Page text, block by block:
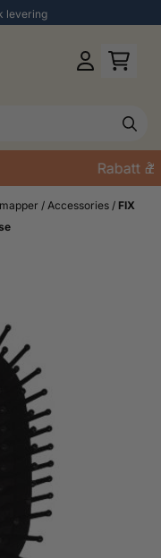
levering
Rabatt
/ Accessories / FIX